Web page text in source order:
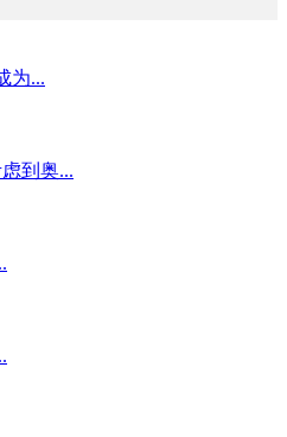
为...
到奥...